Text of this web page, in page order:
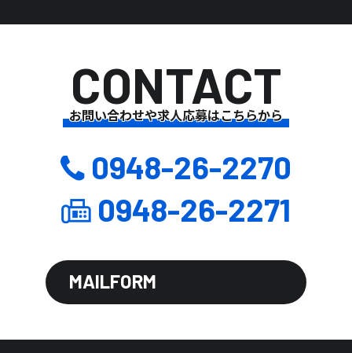
CONTACT
お問い合わせや求人応募はこちらから
0948-26-2270
0948-26-2271
MAILFORM